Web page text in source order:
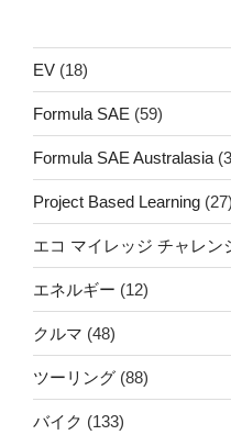
EV (18)
Formula SAE (59)
Formula SAE Australasia
Project Based Learning (27)
エコ マイレッジ チャレン
エネルギー (12)
クルマ (48)
ツーリング (88)
バイク (133)